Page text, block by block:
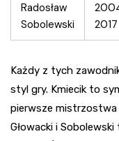
Radosław
Sobolewski
2017
Każdy z tych
styl gry. Kmiecik to
pierwsze mistrzostwa
Głowacki i